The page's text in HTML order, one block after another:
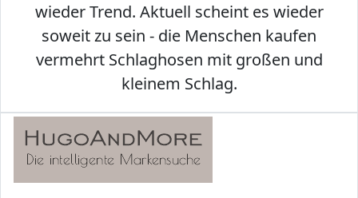
wieder Trend. Aktuell scheint es wieder
soweit zu sein - die Menschen kaufen
vermehrt Schlaghosen mit großen und
kleinem Schlag.